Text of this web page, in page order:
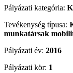
Pályázati kategória:
Tevékenység típusa:
munkatársak
Pályázati év: 2016
Pályázati kör: 1